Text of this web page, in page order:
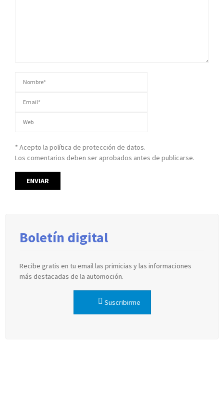
* Acepto la política de protección de datos.
Los comentarios deben ser aprobados antes de publicarse.
Boletín digital
Recibe gratis en tu email las primicias y las informaciones
más destacadas de la automoción.
Suscribirme